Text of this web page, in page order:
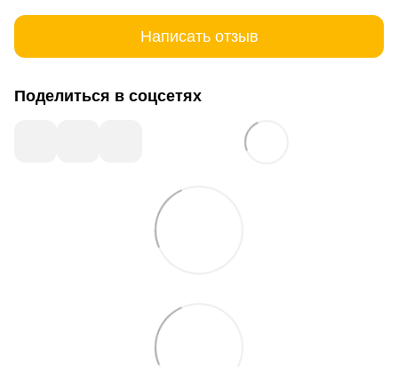
Написать отзыв
Поделиться в соцсетях